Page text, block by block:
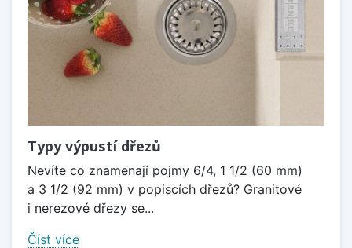
Typy výpustí dřezů
Nevíte co znamenají pojmy 6/4, 1 1/2 (60 mm)
a 3 1/2 (92 mm) v popiscích dřezů? Granitové
i nerezové dřezy se...
Číst více